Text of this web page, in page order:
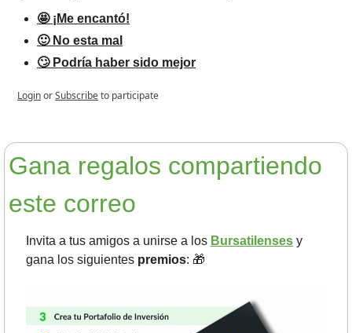
🤩 ¡Me encantó!
🙂 No esta mal
🙄 Podría haber sido mejor
LoginorSubscribeto participate
Gana regalos compartiendo
este correo
Invita a tus amigos a unirse a los Bursatilenses y
gana los siguientes premios: 🎁